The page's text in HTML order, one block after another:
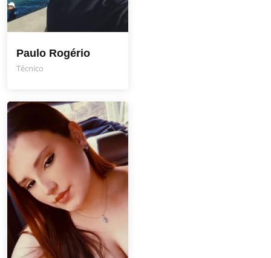
Paulo Rogério
Técnico